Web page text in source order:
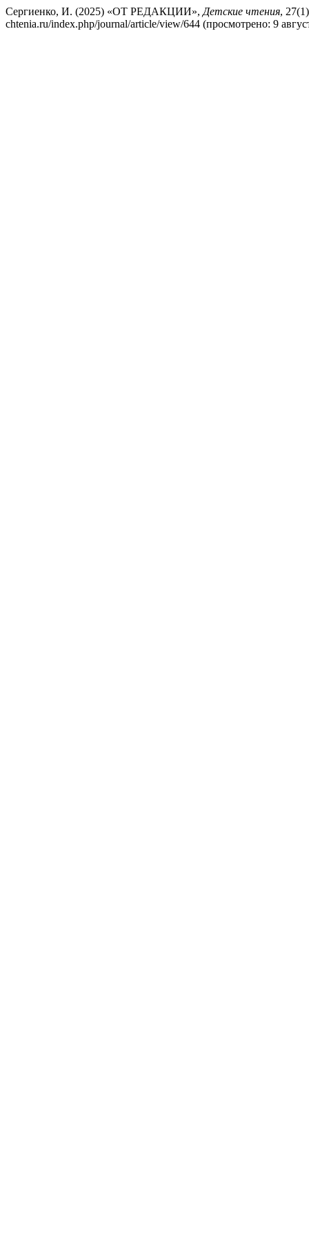
Сергиенко, И. (2025) «ОТ РЕДАКЦИИ», Детские чтения,
chtenia.ru/index.php/journal/article/view/644 (просмотрено: 9